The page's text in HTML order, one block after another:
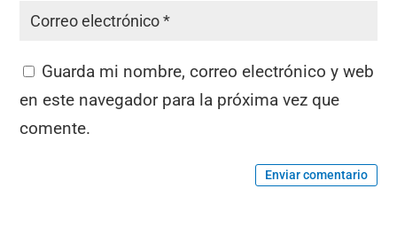
Guarda mi nombre, correo electrónico y web
en este navegador para la próxima vez que
comente.
Enviar comentario